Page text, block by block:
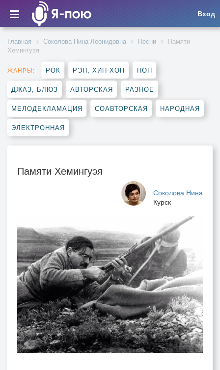
Вход
Главная Соколова Нина Леонидовна Песни
Памяти
Хемингуэя
ЖАНРЫ: РОК РЭП, ХИП-ХОП ПОП
ДЖАЗ, БЛЮЗ АВТОРСКАЯ РАЗНОЕ
МЕЛОДЕКЛАМАЦИЯ СОАВТОРСКАЯ НАРОДНАЯ
ЭЛЕКТРОННАЯ
Памяти Хемингуэя
Соколова Нина
Курск